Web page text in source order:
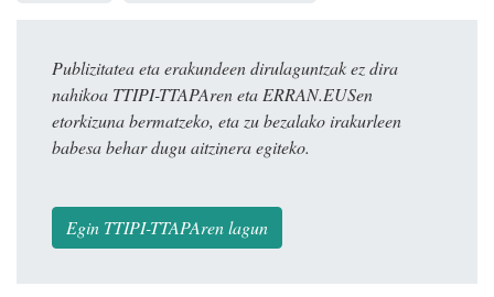
Publizitatea eta erakundeen dirulaguntzak ez dira
nahikoa TTIPI-TTAPAren eta ERRAN.EUSen
etorkizuna bermatzeko, eta zu bezalako irakurleen
babesa behar dugu aitzinera egiteko.
Egin TTIPI-TTAPAren lagun